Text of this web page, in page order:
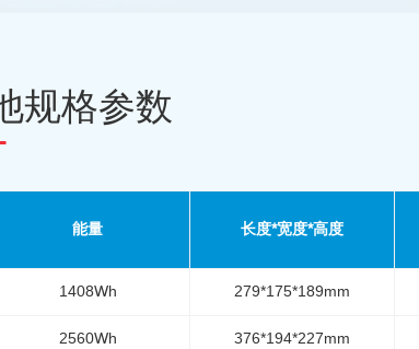
规格参数
能量 长度*宽度*高度
1408Wh 279*175*189mm
2560Wh 376*194*227mm